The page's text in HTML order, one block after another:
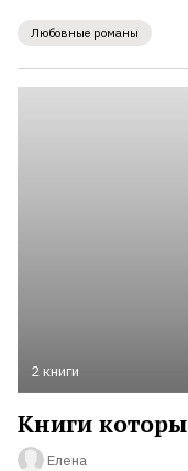
Любовные романы
2 книги
Книги
Елена